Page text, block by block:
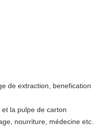
de extraction, benefication
la pulpe de carton
nourriture, médecine etc.